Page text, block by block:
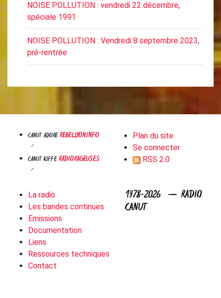
NOISE POLLUTION : vendredi 22 décembre,
spéciale 1991
NOISE POLLUTION : Vendredi 8 septembre 2023,
pré-rentrée
CANUT ADOREREBELLYON.INFO
CANUT KIFFERADIORAGEUSES
Plan du site
Se connecter
RSS 2.0
La radio
Les bandes continues
Emissions
Documentation
Liens
Ressources techniques
Contact
1978-2026 — RADIO
CANUT